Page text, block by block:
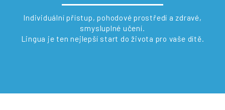
Individuální přístup, pohodové prostředí a zdravé,
smysluplné učení.
Lingua je ten nejlepší start do života pro vaše dítě.